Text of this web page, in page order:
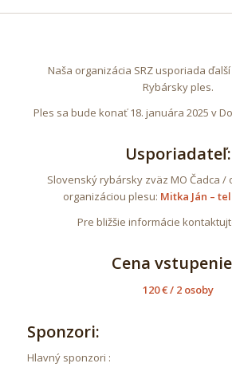
Naša organizácia SRZ usporiada ďalší
Rybársky ples.
Ples sa bude konať 18. januára 2025 v
Usporiadateľ:
Slovenský rybársky zväz MO Čadca
organizáciou plesu: Mitka Ján –
Pre bližšie informácie
Cena
120 € / 2 osoby
Sponzori:
Hlavný sponzori :